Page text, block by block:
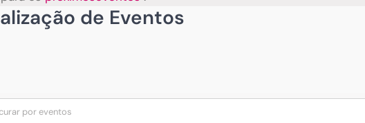
de Eventos